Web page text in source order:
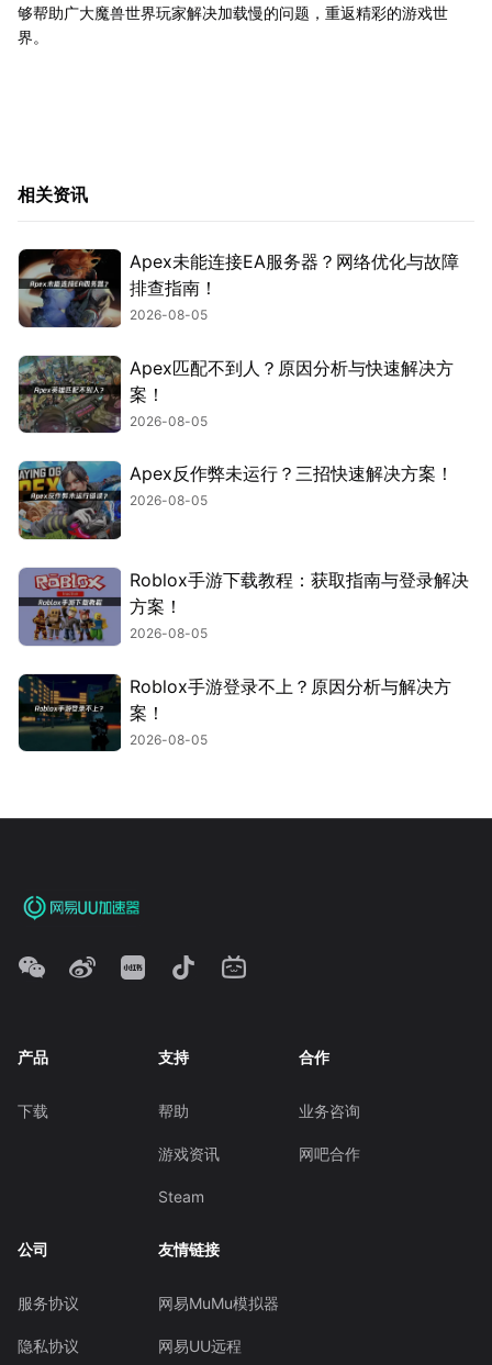
够帮助广大魔兽世界玩家解决加载慢的问题，重返精彩的游戏世
界。
相关资讯
Apex未能连接EA服务器？网络优化与故障
排查指南！
2026-08-05
Apex匹配不到人？原因分析与快速解决方
案！
2026-08-05
Apex反作弊未运行？三招快速解决方案！
2026-08-05
Roblox手游下载教程：获取指南与登录解决
方案！
2026-08-05
Roblox手游登录不上？原因分析与解决方
案！
2026-08-05
产品
下载
支持
帮助
游戏资讯
Steam
合作
业务咨询
网吧合作
公司
服务协议
隐私协议
友情链接
网易MuMu模拟器
网易UU远程